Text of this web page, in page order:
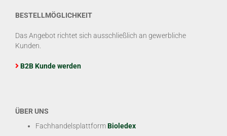
BESTELLMÖGLICHKEIT
Das Angebot richtet sich ausschließlich an gewerbliche
Kunden.
B2B Kunde werden
ÜBER UNS
FachhandelsplattformBioledex